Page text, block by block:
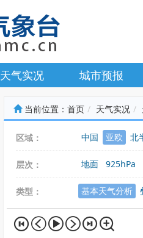
天气实况 城市预报
当前位置： 首页 天气实况
区域： 中国 亚欧 北
层次： 地面 925hPa
类型： 基本天气分析